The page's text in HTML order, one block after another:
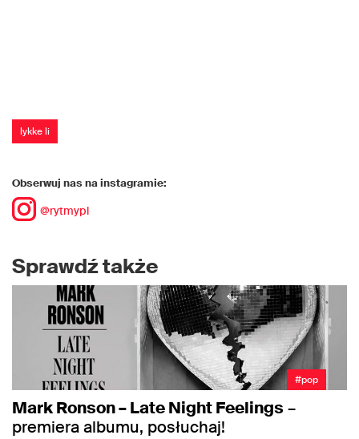
lykke li
Obserwuj nas na instagramie:
@rytmypl
Sprawdź także
#pop
Mark Ronson – Late Night Feelings –
premiera albumu, posłuchaj!